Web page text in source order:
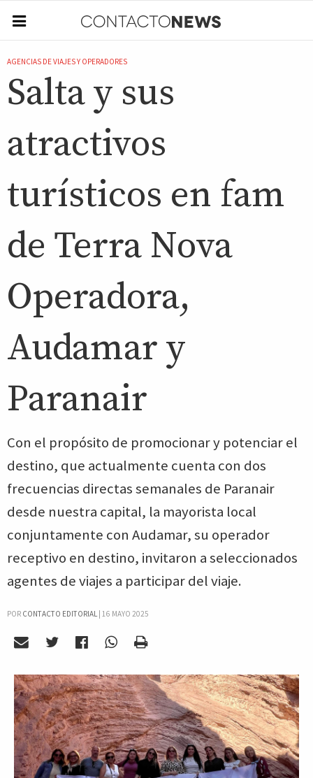
AGENCIAS DE VIAJES Y OPERADORES
Salta y sus
atractivos
turísticos en fam
de Terra Nova
Operadora,
Audamar y
Paranair
Con el propósito de promocionar y potenciar el
destino, que actualmente cuenta con dos
frecuencias directas semanales de Paranair
desde nuestra capital, la mayorista local
conjuntamente con Audamar, su operador
receptivo en destino, invitaron a seleccionados
agentes de viajes a participar del viaje.
POR CONTACTO EDITORIAL| 16 MAYO 2025